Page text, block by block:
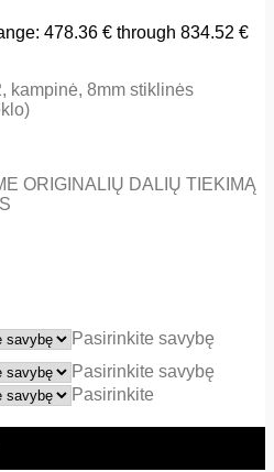
478.36 € through 834.52 €
kampinė, 8mm stiklinės
ORIGINALIŲ DALIŲ TIEKIMĄ
Pasirinkite savybę
Pasirinkite savybę
Pasirinkite